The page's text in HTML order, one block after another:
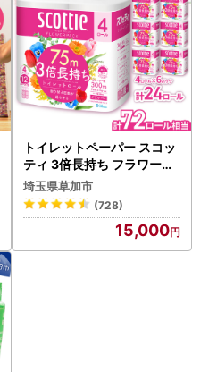
トイレットペーパー スコッ
ティ 3倍長持ち フラワーパ
ック 4ロール×6P
埼玉県草加市
(728)
15,000